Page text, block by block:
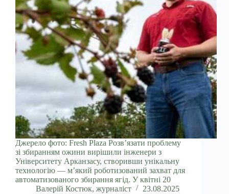
Джерело фото: Fresh Plaza Розв’язати проблему
зі збиранням ожини вирішили інженери з
Університету Арканзасу, створивши унікальну
технологію — м’який роботизований захват для
автоматизованого збирання ягід. У квітні 20
Валерій Костюк, журналіст
23.08.2025